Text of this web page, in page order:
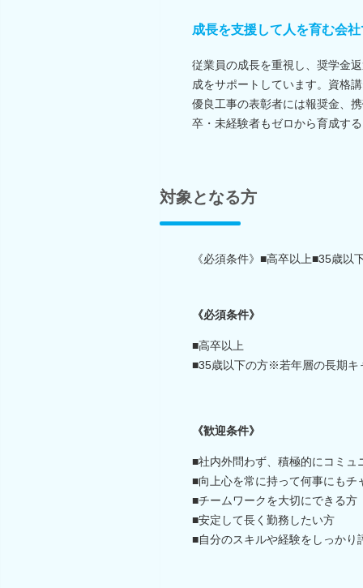
成長を支援して人を育む会
従業員の成長を重視し、奨学金
成をサポートしています。資格
優良工事の表彰者には報奨金、
卒・未経験者もゼロから育成す
対象となる方
《必須条件》■高卒以上■35歳
《必須条件》
■高卒以上
■35歳以下の方※若年層の長期キ
《歓迎条件》
■社内外問わず、積極的にコミ
■向上心を常に持って何事にもチ
■チームワークを大切にできる方
■安定して長く勤務したい方
■自分のスキルや経験をしっかり